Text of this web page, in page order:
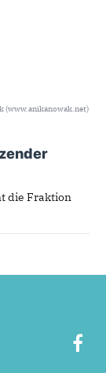
(www.anikanowak.net)
die Fraktion